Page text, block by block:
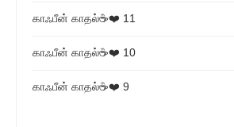
காஃபீன் காதல்☕❤️ 11
காஃபீன் காதல்☕❤️ 10
காஃபீன் காதல்☕❤️ 9